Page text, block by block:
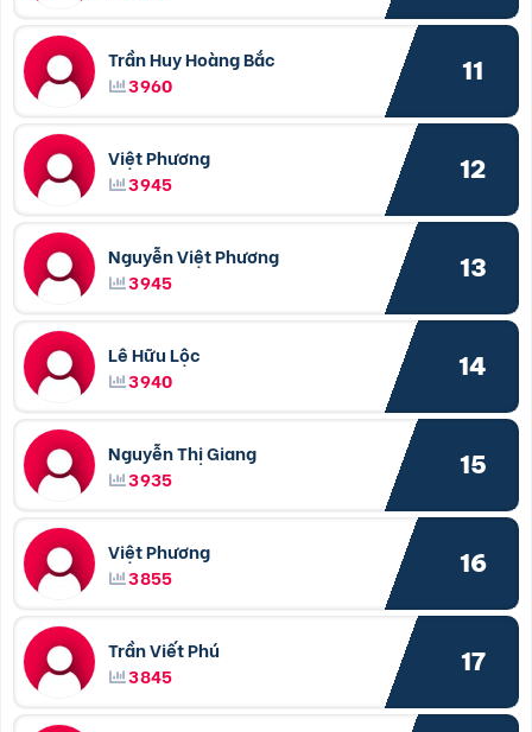
Trần Huy Hoàng Bắc
3960
11
Việt Phương
3945
12
Nguyễn Việt Phương
3945
13
Lê Hữu Lộc
3940
14
Nguyễn Thị Giang
3935
15
Việt Phương
3855
16
Trần Viết Phú
3845
17